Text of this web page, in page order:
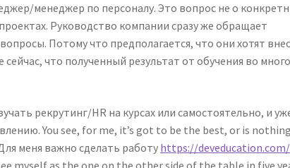
менеджер по персоналу. Это вопрос не о
Руководство компании сразу же обращает
Потому что предполагается, что они хотят
что полученный результат от обучения во
рекрутинг/HR на курсах или самостоятельно, и
You see, for me, it’s got to be the best, or is
меня важно сделать работу https://deveducation.com/